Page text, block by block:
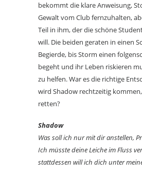
bekommt die klare Anweisung,
Gewalt vom Club fernzuhalten,
Teil in ihm, der die schöne
will. Die beiden geraten in einen
Begierde, bis Storm einen
begeht und ihr Leben riskieren
zu helfen. War es die richtige
wird Shadow rechtzeitig
retten?
Shadow
Was soll ich nur mit dir anstellen,
Ich müsste deine Leiche im Fluss
stattdessen will ich dich unter